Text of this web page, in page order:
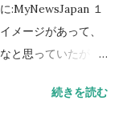
:MyNewsJapan １
メージがあって、
と思っていたが、
自殺」について書
続きを読む